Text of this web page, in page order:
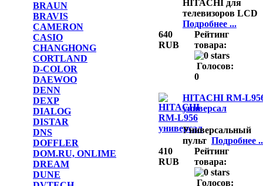
BRAUN
BRAVIS
CAMERON
CASIO
CHANGHONG
CORTLAND
D-COLOR
DAEWOO
DENN
DEXP
DIALOG
DISTAR
DNS
DOFFLER
DOM.RU, ONLIME
DREAM
DUNE
HITACHI для
телевизоров LCD
Подробнее ...
640
RUB
Рейтинг
товара:
Голосов:
0
HITACHI RM-
универсал
Универсальный
пульт Подробнее
410
RUB
Рейтинг
товара:
Голосов: